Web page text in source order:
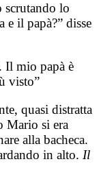
scrutando lo
e il papà?” disse
Il mio papà è
visto”
quasi distratta
Mario si era
alla bacheca.
in alto. Il